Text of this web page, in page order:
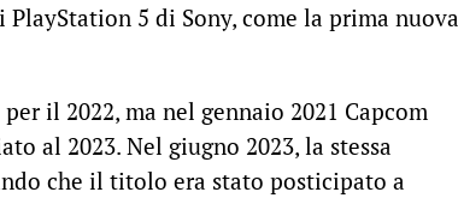
5 di Sony, come la prima nuova
il 2022, ma nel gennaio 2021 Capcom
al 2023. Nel giugno 2023, la stessa
che il titolo era stato posticipato a